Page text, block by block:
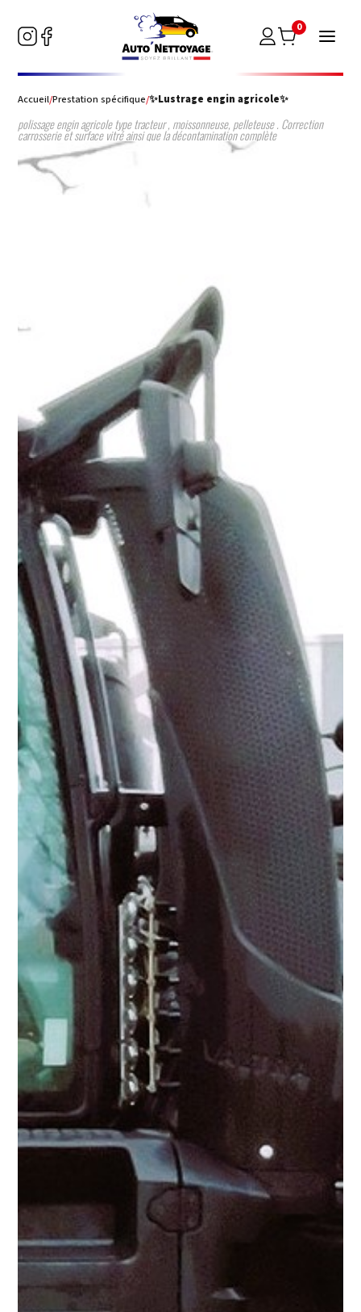
0
Accueil/Prestation spécifique/✨Lustrage engin agricole✨
polissage engin agricole type tracteur , moissonneuse, pelleteuse . Correction
carrosserie et surface vitré ainsi que la décontamination complète